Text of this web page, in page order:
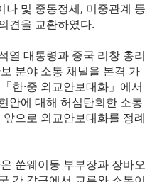
나 및 중동정세, 미중관계 등
견을 교환하였다.
열 대통령과 중국 리창 총리
분야 소통 채널을 본격 가
한·중 외교안보대화」에서
안에 대해 허심탄회한 소통
으로 외교안보대화를 정례
쑨웨이둥 부부장과 장바오